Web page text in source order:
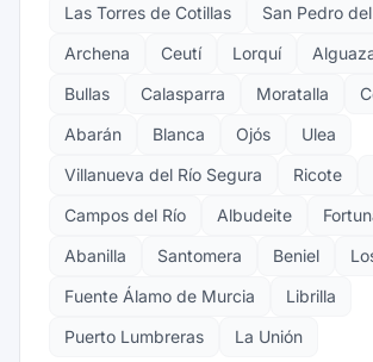
Las Torres de Cotillas
San Pedro
Archena
Ceutí Lorquí
Bullas
Calasparra Moratalla
Abarán
Blanca Ojós
Ulea
Villanueva del Río Segura
Ricote
Campos del Río
Albudeite
Abanilla
Santomera Beniel
Fuente Álamo de Murcia
Librilla
Puerto Lumbreras
La Unión